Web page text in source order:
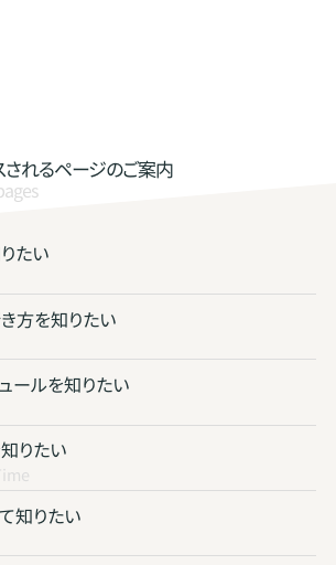
されるページのご案内
たい
方を知りたい
ールを知りたい
りたい
知りたい